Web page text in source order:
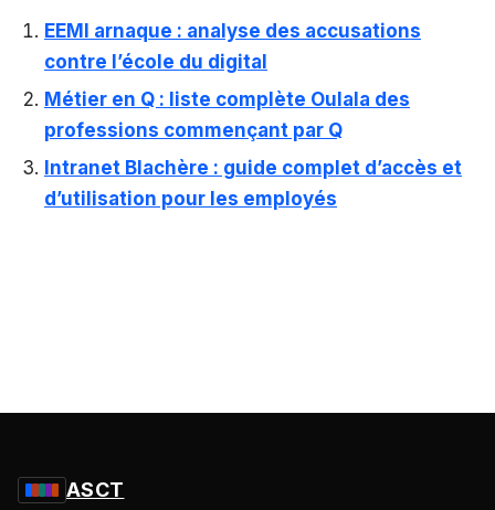
EEMI arnaque : analyse des accusations
contre l’école du digital
Métier en Q : liste complète Oulala des
professions commençant par Q
Intranet Blachère : guide complet d’accès et
d’utilisation pour les employés
ASCT